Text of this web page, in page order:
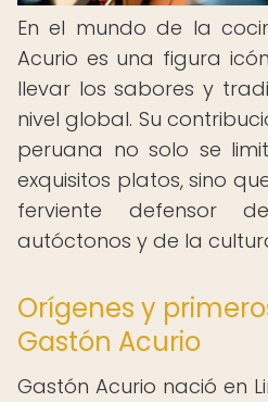
En el mundo de la
Acurio es una figura
llevar los sabores y
nivel global. Su
peruana no solo se
exquisitos platos, sino
ferviente defensor
autóctonos y de la
Orígenes y
Gastón Acurio
Gastón Acurio nació en